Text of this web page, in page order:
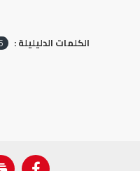
الكلمات الدليليلة :